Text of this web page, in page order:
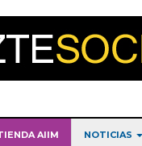
AIIM NOTICIAS